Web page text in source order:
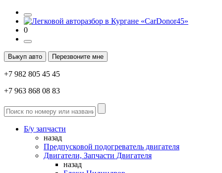
0
Выкуп авто Перезвоните мне
+7 982 805 45 45
+7 963 868 08 83
Б/у запчасти
назад
Предпусковой подогреватель двигателя
Двигатели, Запчасти Двигателя
назад